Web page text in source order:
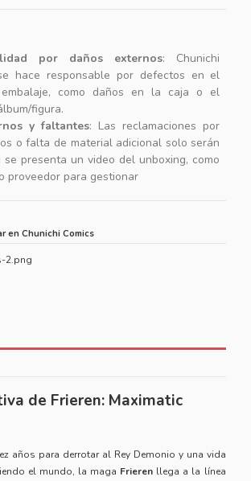
por daños externos: Chunichi
hace responsable por defectos en el
como daños en la caja o el
figura.
y faltantes: Las reclamaciones por
o falta de material adicional solo serán
se presenta un video del unboxing, como
proveedor para gestionar
en Chunichi Comics
de Frieren: Maximatic
años para derrotar al Rey Demonio y una vida
el mundo, la maga Frieren llega a la línea